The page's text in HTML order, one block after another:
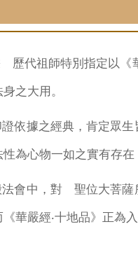
代祖師特別指定以《
之大用。
依據之經典，肯定眾
心物一如之實有存在
中，對 聖位大菩薩
華嚴經‧十地品》正為